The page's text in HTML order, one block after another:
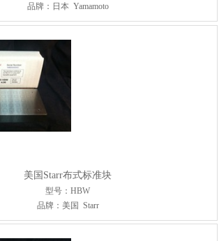
品牌：日本 Yamamoto
美国Starr布式标准块
型号：HBW
品牌：美国 Starr